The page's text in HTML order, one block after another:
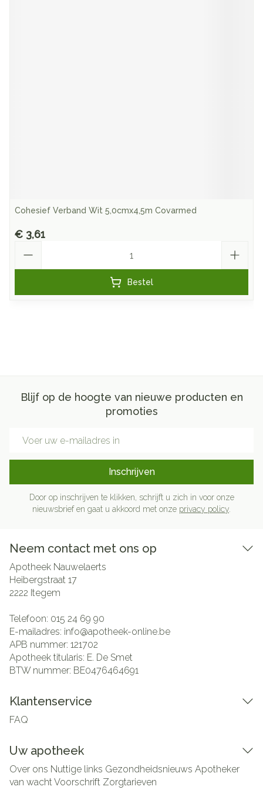
Cohesief Verband Wit 5,0cmx4,5m Covarmed
€ 3,61
Bestel
Blijf op de hoogte van nieuwe producten en
promoties
Inschrijven
Door op inschrijven te klikken, schrijft u zich in voor onze
nieuwsbrief en gaat u akkoord met onze privacy policy
Neem contact met ons op
Apotheek Nauwelaerts
Heibergstraat 17
2222 Itegem
Telefoon: 015 24 69 90
E-mailadres: info@apotheek-online.be
APB nummer: 121702
Apotheek titularis: E. De Smet
BTW nummer: BE0476464691
Klantenservice
FAQ
Uw apotheek
Over ons Nuttige links Gezondheidsnieuws Apotheker
van wachtVoorschrift Zorgtarieven